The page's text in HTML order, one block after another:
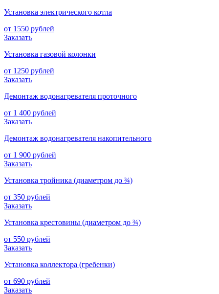
Установка электрического котла
от 1550 рублей
Заказать
Установка газовой колонки
от 1250 рублей
Заказать
Демонтаж водонагревателя проточного
от 1 400 рублей
Заказать
Демонтаж водонагревателя накопительного
от 1 900 рублей
Заказать
Установка тройника (диаметром до ¾)
от 350 рублей
Заказать
Установка крестовины (диаметром до ¾)
от 550 рублей
Заказать
Установка коллектора (гребенки)
от 690 рублей
Заказать